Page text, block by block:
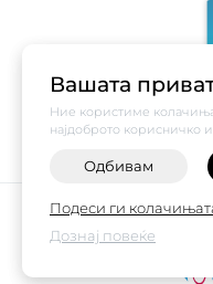
Вашата
Ние користиме
најдоброто корисничко
Одбивам
Подеси ги
Дознај повеќе
©2026
Поставки за